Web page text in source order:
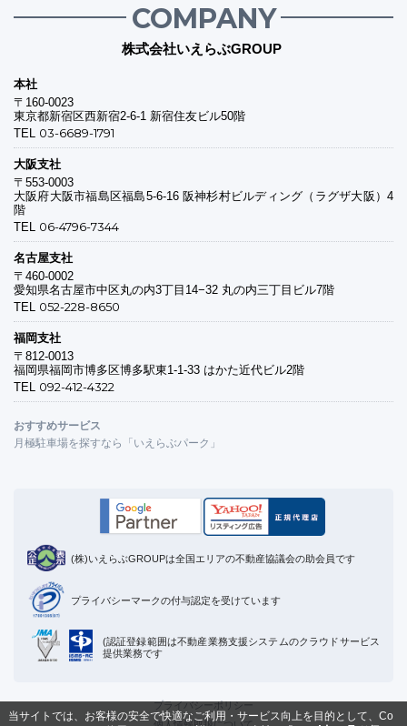
COMPANY
株式会社いえらぶGROUP
本社
〒160-0023
東京都新宿区西新宿2-6-1 新宿住友ビル50階
TEL 03-6689-1791
大阪支社
〒553-0003
大阪府大阪市福島区福島5-6-16 阪神杉村ビルディング（ラグザ大阪）4
階
TEL 06-4796-7344
名古屋支社
〒460-0002
愛知県名古屋市中区丸の内3丁目14−32 丸の内三丁目ビル7階
TEL 052-228-8650
福岡支社
〒812-0013
福岡県福岡市博多区博多駅東1-1-33 はかた近代ビル2階
TEL 092-412-4322
おすすめサービス
月極駐車場を探すなら「いえらぶパーク」
(株)いえらぶGROUPは全国エリアの不動産協議会の助会員です
プライバシーマークの付与認定を受けています
(認証登録範囲は不動産業務支援システムのクラウドサービス
提供業務です
プライバシーポリシー
当サイトでは、お客様の安全で快適なご利用・サービス向上を目的として、Co